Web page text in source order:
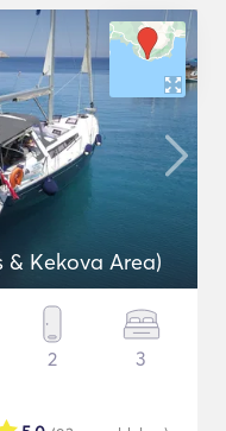
& Kekova Area)
2 3